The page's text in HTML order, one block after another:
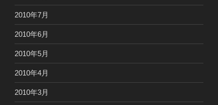
2010年7月
2010年6月
2010年5月
2010年4月
2010年3月